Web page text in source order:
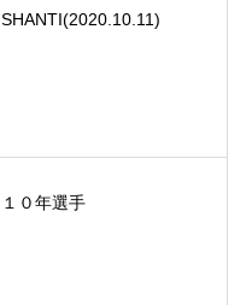
SHANTI(2020.10.11)
１０年選手